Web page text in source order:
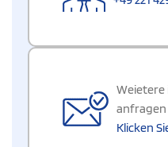
anfragen
Klicken